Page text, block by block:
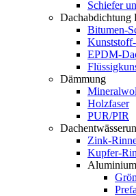
Schiefer
Dachabdichtung
Bitumen-
EPDM-
Dämmung
Holzfaser
PUR/PIR
Zink-
Kupfer-